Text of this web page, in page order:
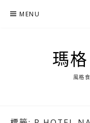
MENU
瑪
風格